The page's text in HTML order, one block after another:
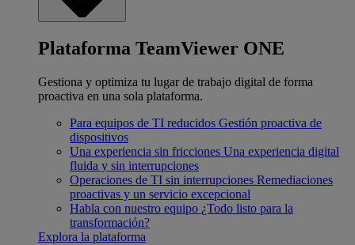
Plataforma TeamViewer ONE
Gestiona y optimiza tu lugar de trabajo digital de forma
proactiva en una sola plataforma.
Para equipos de TI reducidos Gestión proactiva de
dispositivos
Una experiencia sin fricciones Una experiencia digital
fluida y sin interrupciones
Operaciones de TI sin interrupciones Remediaciones
proactivas y un servicio excepcional
Habla con nuestro equipo ¿Todo listo para la
transformación?
Explora la plataforma